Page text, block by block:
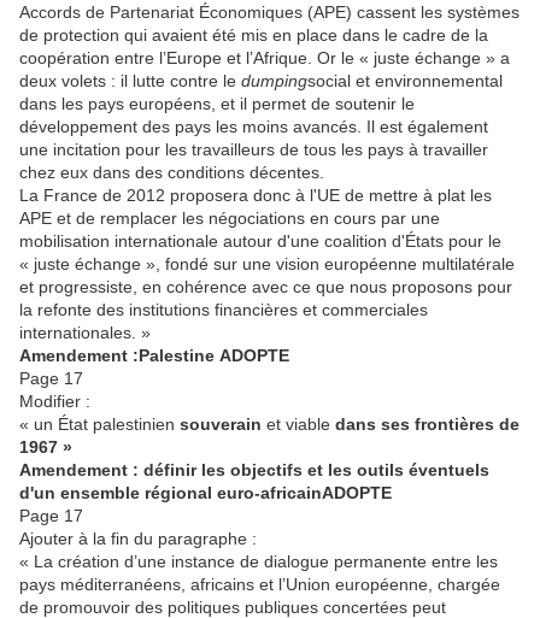
Accords de Partenariat Économiques (APE) cassent les systèmes
de protection qui avaient été mis en place dans le cadre de la
coopération entre l’Europe et l’Afrique. Or le « juste échange » a
deux volets : il lutte contre le dumpingsocial et environnemental
dans les pays européens, et il permet de soutenir le
développement des pays les moins avancés. Il est également
une incitation pour les travailleurs de tous les pays à travailler
chez eux dans des conditions décentes.
La France de 2012 proposera donc à l'UE de mettre à plat les
APE et de remplacer les négociations en cours par une
mobilisation internationale autour d'une coalition d'États pour le
« juste échange », fondé sur une vision européenne multilatérale
et progressiste, en cohérence avec ce que nous proposons pour
la refonte des institutions financières et commerciales
internationales. »
Amendement :Palestine ADOPTE
Page 17
Modifier :
« un État palestinien souverain et viable dans ses frontières de
1967 »
Amendement : définir les objectifs et les outils éventuels
d'un ensemble régional euro-africainADOPTE
Page 17
Ajouter à la fin du paragraphe :
« La création d’une instance de dialogue permanente entre les
pays méditerranéens, africains et l’Union européenne, chargée
de promouvoir des politiques publiques concertées peut